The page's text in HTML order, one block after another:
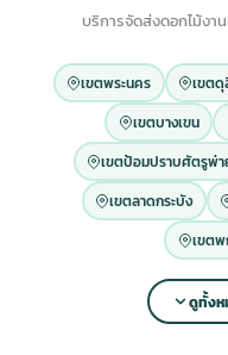
บริการจัดส่งดอกไม้ง
เขตพระนคร เขต
เขตบางเขน
เขตป้อมปราบศัตรูพ่า
เขตลาดกระบัง
เขต
ดูทั้งห